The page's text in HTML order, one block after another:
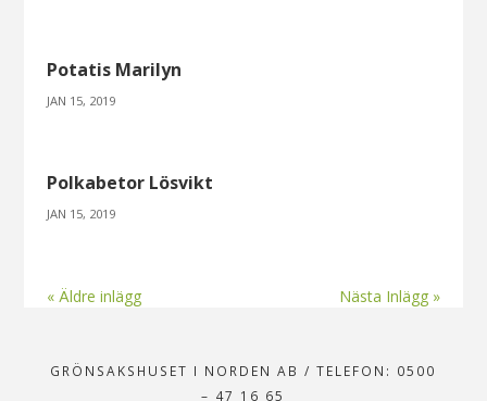
Potatis Marilyn
JAN 15, 2019
Polkabetor Lösvikt
JAN 15, 2019
« Äldre inlägg Nästa Inlägg »
GRÖNSAKSHUSET I NORDEN AB/ TELEFON: 0500
– 47 16 65